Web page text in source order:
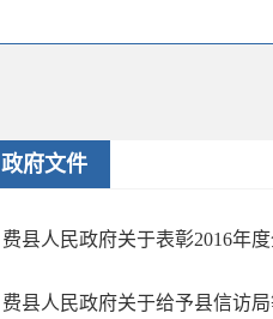
政府文件
费县人民政府关于表彰2016年
费县人民政府关于给予县信访